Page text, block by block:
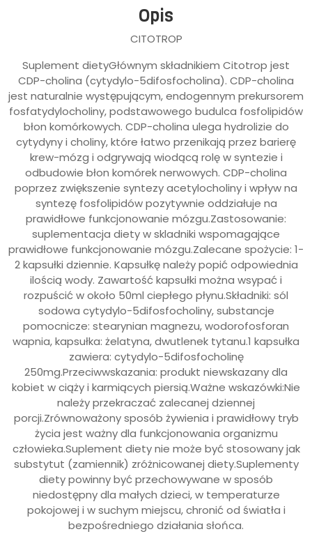
Opis
CITOTROP
Suplement dietyGłównym składnikiem Citotrop jest
CDP-cholina (cytydylo-5difosfocholina). CDP-cholina
jest naturalnie występującym, endogennym prekursorem
fosfatydylocholiny, podstawowego budulca fosfolipidów
błon komórkowych. CDP-cholina ulega hydrolizie do
cytydyny i choliny, które łatwo przenikają przez barierę
krew-mózg i odgrywają wiodącą rolę w syntezie i
odbudowie błon komórek nerwowych. CDP-cholina
poprzez zwiększenie syntezy acetylocholiny i wpływ na
syntezę fosfolipidów pozytywnie oddziałuje na
prawidłowe funkcjonowanie mózgu.Zastosowanie:
suplementacja diety w skladniki wspomagające
prawidłowe funkcjonowanie mózgu.Zalecane spożycie: 1-
2 kapsułki dziennie. Kapsułkę należy popić odpowiednia
ilością wody. Zawartość kapsułki można wsypać i
rozpuścić w około 50ml ciepłego płynu.Składniki: sól
sodowa cytydylo-5difosfocholiny, substancje
pomocnicze: stearynian magnezu, wodorofosforan
wapnia, kapsułka: żelatyna, dwutlenek tytanu.1 kapsułka
zawiera: cytydylo-5difosfocholinę
250mg.Przeciwwskazania: produkt niewskazany dla
kobiet w ciąży i karmiących piersią.Ważne wskazówki:Nie
należy przekraczać zalecanej dziennej
porcji.Zrównoważony sposób żywienia i prawidłowy tryb
życia jest ważny dla funkcjonowania organizmu
człowieka.Suplement diety nie może być stosowany jak
substytut (zamiennik) zróżnicowanej diety.Suplementy
diety powinny być przechowywane w sposób
niedostępny dla małych dzieci, w temperaturze
pokojowej i w suchym miejscu, chronić od światła i
bezpośredniego działania słońca.